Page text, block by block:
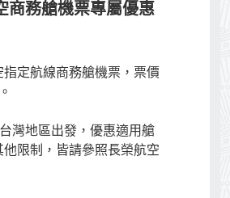
商務艙機票專屬優惠
定航線商務艙機票，票價
灣地區出發，優惠適用艙
限制，皆請參照長榮航空